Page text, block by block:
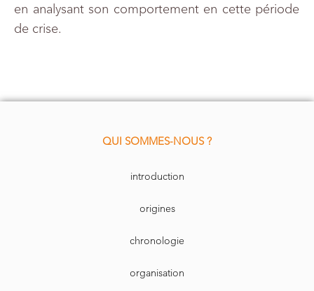
en analysant son comportement en cette période
de crise.
QUI SOMMES-NOUS ?
introduction
origines
chronologie
organisation